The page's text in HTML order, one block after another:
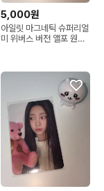
5,000원
아일릿 마그네틱 슈퍼리얼
미 위버스 버전 앨포 원희